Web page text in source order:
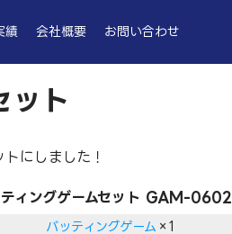
績 会社概要 お問い合わせ
ット
にしました！
ティングゲームセット GAM-0602
バッティングゲーム ×1